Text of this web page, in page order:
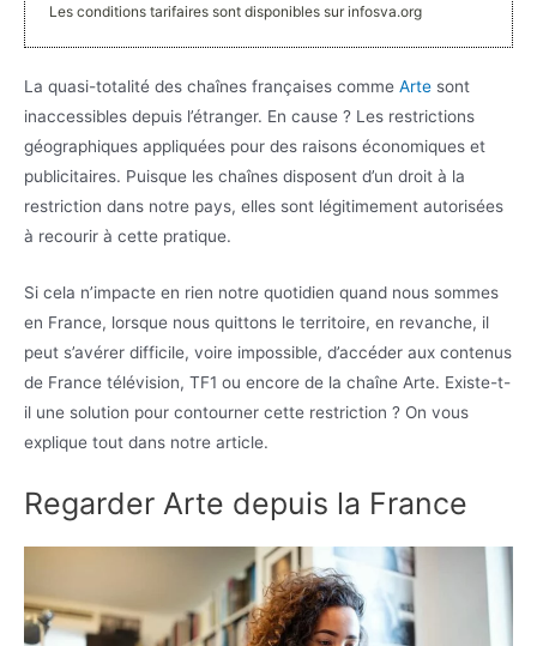
Les conditions tarifaires sont disponibles sur infosva.org
La quasi-totalité des chaînes françaises comme Arte sont
inaccessibles depuis l’étranger. En cause ? Les restrictions
géographiques appliquées pour des raisons économiques et
publicitaires. Puisque les chaînes disposent d’un droit à la
restriction dans notre pays, elles sont légitimement autorisées
à recourir à cette pratique.
Si cela n’impacte en rien notre quotidien quand nous sommes
en France, lorsque nous quittons le territoire, en revanche, il
peut s’avérer difficile, voire impossible, d’accéder aux contenus
de France télévision, TF1 ou encore de la chaîne Arte. Existe-t-
il une solution pour contourner cette restriction ? On vous
explique tout dans notre article.
Regarder Arte depuis la France